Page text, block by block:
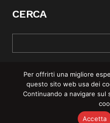
CERCA
© COPYRIGHT 2025 | REBEL
Per offrirti una migliore
questo sito web usa dei
Continuando a navigare sul
Accetta